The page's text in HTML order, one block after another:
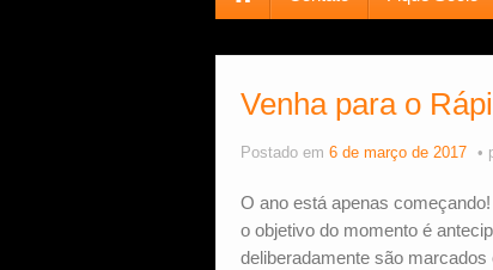
Venha para o
Postado em 6 de março de 2017
O ano está apenas
o objetivo do momento é
deliberadamente são